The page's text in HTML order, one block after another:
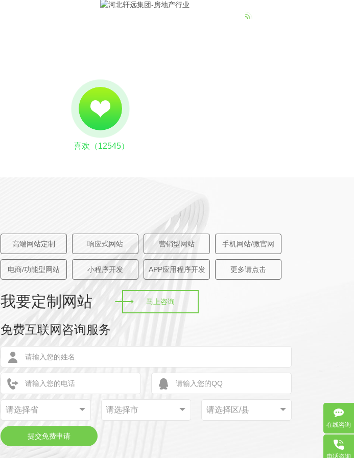
喜欢（12545）
高端网站定制 响应式网站 营销型网站 手机网站/微官网
电商/功能型网站 小程序开发 APP应用程序开发 更多请点击
我要定制网站 马上咨询
免费互联网咨询服务
请选择省 请选择市 请选择区/县
提交免费申请
在线咨询
电话咨询